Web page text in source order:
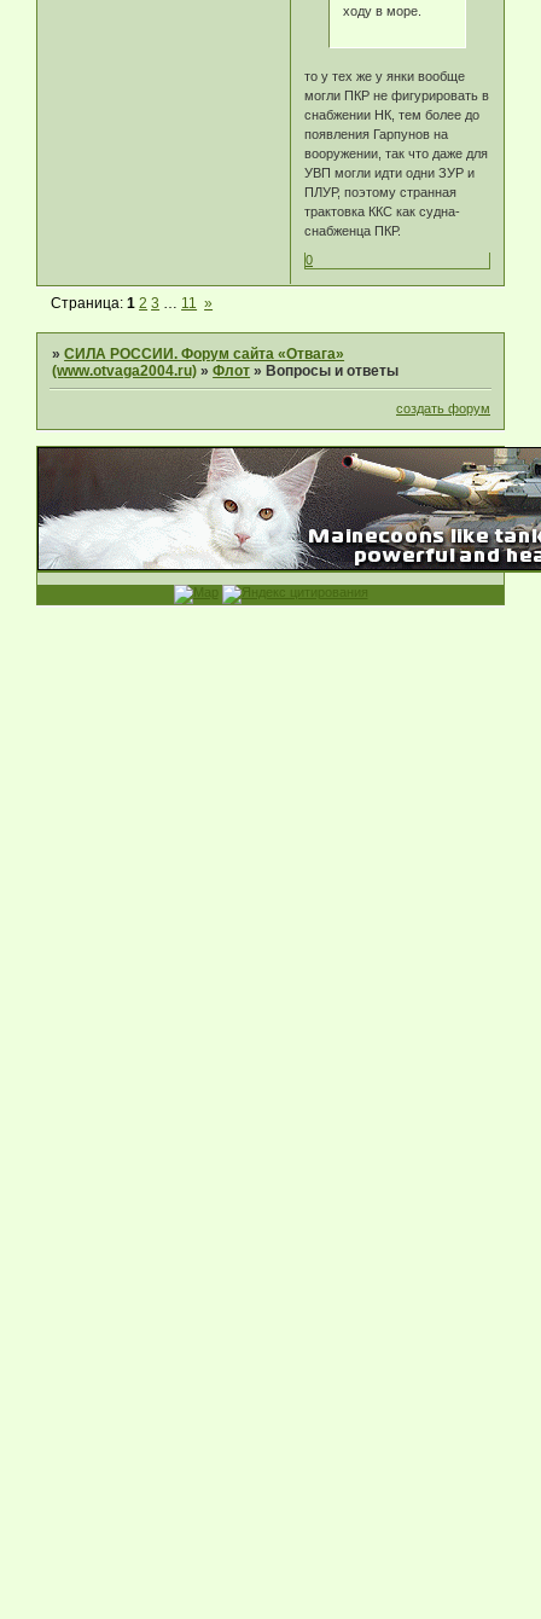
ходу в море.
то у тех же у янки вообще
могли ПКР не фигурировать в
снабжении НК, тем более до
появления Гарпунов на
вооружении, так что даже для
УВП могли идти одни ЗУР и
ПЛУР, поэтому странная
трактовка ККС как судна-
снабженца ПКР.
0
Страница:1 2 3 11 »
»СИЛА РОССИИ. Форум сайта «Отвага»
(www.otvaga2004.ru) »Флот »Вопросы и ответы
создать форум